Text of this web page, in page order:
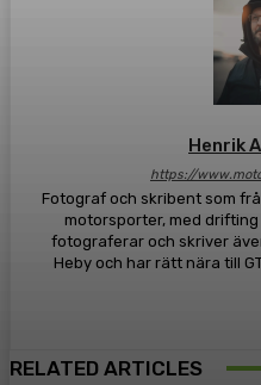
Henrik
https://
Fotograf och skribent som
motorsporter, med
fotograferar och skriver
Heby och har rätt nära till
RELATED ARTICLES